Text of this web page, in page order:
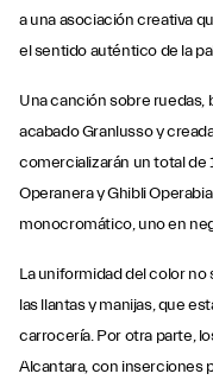
a una asociación creativa
el sentido auténtico de la
Una canción sobre ruedas,
acabado Granlusso y
comercializarán un total de
Operanera y Ghibli
monocromático, uno en
La uniformidad del color no
las llantas y manijas, que
carrocería. Por otra parte,
Alcantara, con inserciones